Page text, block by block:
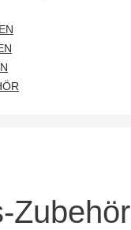
Zubehör